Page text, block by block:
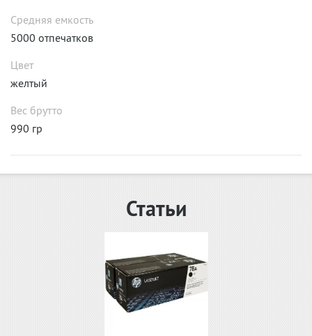
Средняя емкость
5000 отпечатков
Цвет
желтый
Вес брутто
990 гр
Статьи